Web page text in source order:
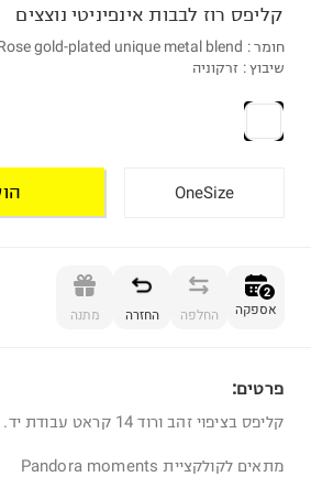
קליפס רוז לבבות אינפיניטי נוצצים
חומר : gold-plated unique metal blend
שיבוץ : זרקוניה
OneSize
2
אספקה החלפה החזרה מתנה
פרטים:
קליפס בציפוי זהב ורוד 14 קראט עבודת יד.
מתאים לקולקציית Pandora moments